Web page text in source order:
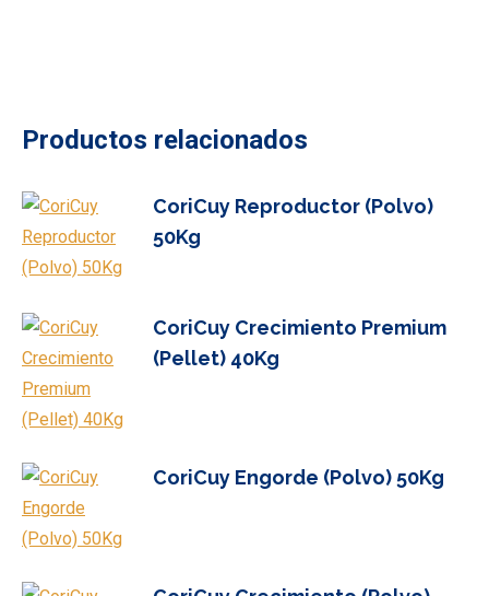
Productos relacionados
CoriCuy Reproductor (Polvo)
50Kg
CoriCuy Crecimiento Premium
(Pellet) 40Kg
CoriCuy Engorde (Polvo) 50Kg